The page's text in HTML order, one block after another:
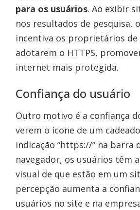
para os usuários. Ao exibir
nos resultados de pesquisa,
incentiva os proprietários de
adotarem o HTTPS,
internet mais protegida.
Confiança do usuário
Outro motivo é a confiança
verem o ícone de um
indicação “https://” na barra
navegador, os usuários têm
visual de que estão em um
percepção aumenta a
usuários no site e na